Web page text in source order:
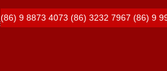
(86) 9 8873 4073 (86) 3232 7967 (86) 9